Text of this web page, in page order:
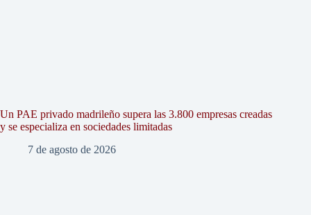
Un PAE privado madrileño supera las 3.800 empresas creadas
y se especializa en sociedades limitadas
7 de agosto de 2026